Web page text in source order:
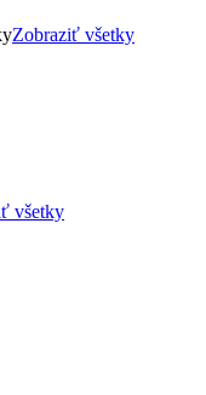
Zobraziť všetky
všetky